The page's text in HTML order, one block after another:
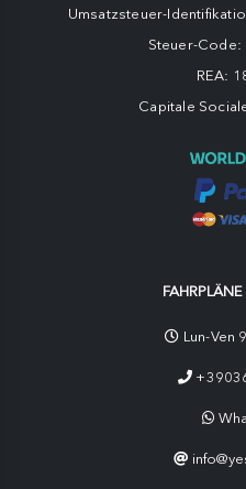
Umsatzsteuer-
Steuer-
REA:
Capitale
Lun-Ven